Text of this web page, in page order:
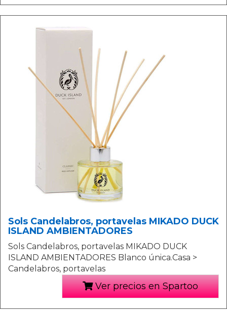
Sols Candelabros, portavelas MIKADO DUCK
ISLAND AMBIENTADORES
Sols Candelabros, portavelas MIKADO DUCK
ISLAND AMBIENTADORES Blanco única.Casa >
Candelabros, portavelas
Ver precios en Spartoo